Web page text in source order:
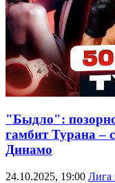
"Быдло":
гамбит Турана –
Динамо
24.10.2025, 19:00 Лига